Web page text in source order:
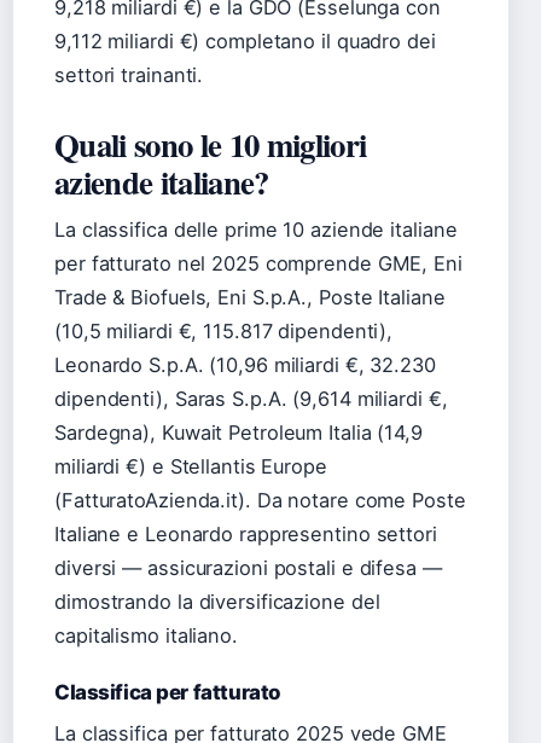
9,218 miliardi €) e la GDO (Esselunga con
9,112 miliardi €) completano il quadro dei
settori trainanti.
Quali sono le 10 migliori
aziende italiane?
La classifica delle prime 10 aziende italiane
per fatturato nel 2025 comprende GME, Eni
Trade & Biofuels, Eni S.p.A., Poste Italiane
(10,5 miliardi €, 115.817 dipendenti),
Leonardo S.p.A. (10,96 miliardi €, 32.230
dipendenti), Saras S.p.A. (9,614 miliardi €,
Sardegna), Kuwait Petroleum Italia (14,9
miliardi €) e Stellantis Europe
(FatturatoAzienda.it). Da notare come Poste
Italiane e Leonardo rappresentino settori
diversi — assicurazioni postali e difesa —
dimostrando la diversificazione del
capitalismo italiano.
Classifica per fatturato
La classifica per fatturato 2025 vede GME